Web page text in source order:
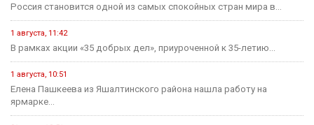
Россия становится одной из самых спокойных стран мира в...
1 августа, 11:42
В рамках акции «35 добрых дел», приуроченной к 35-летию...
1 августа, 10:51
Елена Пашкеева из Яшалтинского района нашла работу на
ярмарке...